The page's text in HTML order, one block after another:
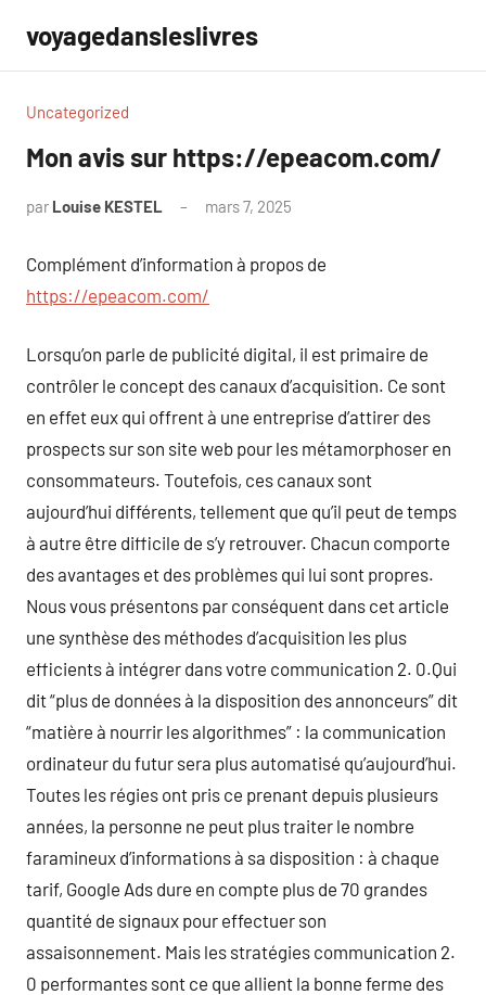
contenu
voyagedansleslivres
Uncategorized
Mon avis sur https://epeacom.com/
par Louise KESTEL mars 7, 2025
Complément d’information à propos de
https://epeacom.com/
Lorsqu’on parle de publicité digital, il est primaire de
contrôler le concept des canaux d’acquisition. Ce sont
en effet eux qui offrent à une entreprise d’attirer des
prospects sur son site web pour les métamorphoser en
consommateurs. Toutefois, ces canaux sont
aujourd’hui différents, tellement que qu’il peut de temps
à autre être difficile de s’y retrouver. Chacun comporte
des avantages et des problèmes qui lui sont propres.
Nous vous présentons par conséquent dans cet article
une synthèse des méthodes d’acquisition les plus
efficients à intégrer dans votre communication 2. 0.Qui
dit “plus de données à la disposition des annonceurs” dit
“matière à nourrir les algorithmes” : la communication
ordinateur du futur sera plus automatisé qu’aujourd’hui.
Toutes les régies ont pris ce prenant depuis plusieurs
années, la personne ne peut plus traiter le nombre
faramineux d’informations à sa disposition : à chaque
tarif, Google Ads dure en compte plus de 70 grandes
quantité de signaux pour effectuer son
assaisonnement. Mais les stratégies communication 2.
0 performantes sont ce que allient la bonne ferme des